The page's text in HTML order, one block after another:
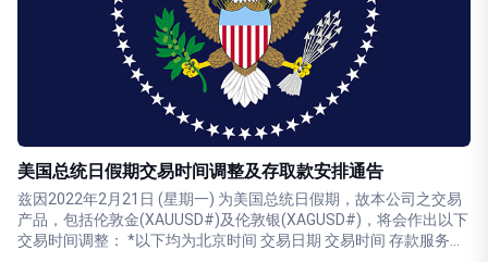
美国总统日假期交易时间调整及存取款安排通告
兹因2022年2月21日 (星期一) 为美国总统日假期，故本公司之交易
产品，包括伦敦金(XAUUSD#)及伦敦银(XAGUSD#)，将会作出以下
交易时间调整： *以下均为北京时间 交易日期 交易时间 存款服务...